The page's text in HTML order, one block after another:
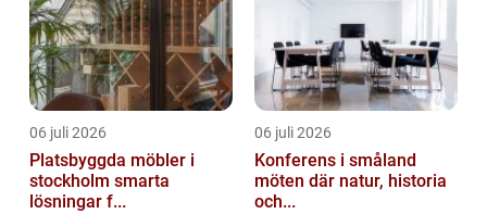
06 juli 2026
Platsbyggda möbler i
stockholm smarta
lösningar f...
06 juli 2026
Konferens i småland
möten där natur, historia
och...